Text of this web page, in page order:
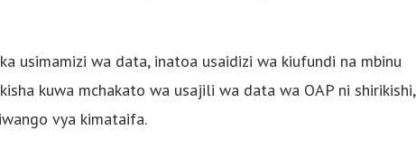
usimamizi wa data, inatoa usaidizi wa kiufundi na mbinu
kuwa mchakato wa usajili wa data wa OAP ni shirikishi,
vya kimataifa.